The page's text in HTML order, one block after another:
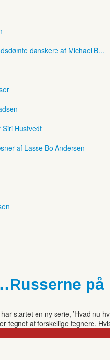
danskere af Michael B...
Hustvedt
af Lasse Bo Andersen
på
startet en ny serie, ’Hvad nu
tegnet af forskellige tegnere.